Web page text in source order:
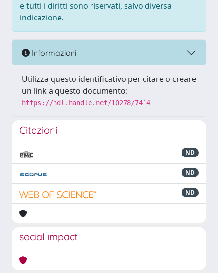
e tutti i diritti sono riservati, salvo diversa
indicazione.
Informazioni
Utilizza questo identificativo per citare o creare
un link a questo documento:
https://hdl.handle.net/10278/7414
Citazioni
ND
ND
ND
social impact